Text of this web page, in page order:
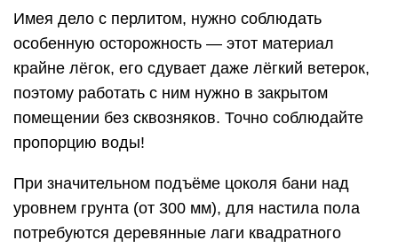
Имея дело с перлитом, нужно соблюдать
особенную осторожность — этот материал
крайне лёгок, его сдувает даже лёгкий ветерок,
поэтому работать с ним нужно в закрытом
помещении без сквозняков. Точно соблюдайте
пропорцию воды!
При значительном подъёме цоколя бани над
уровнем грунта (от 300 мм), для настила пола
потребуются деревянные лаги квадратного